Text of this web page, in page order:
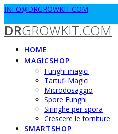
Passa
contenuto
INFO@DRGROWKIT.COM
DRGROWKIT.COM
HOME
MAGICSHOP
Funghi magici
Tartufi Magici
Microdosaggio
Spore Funghi
Siringhe per spora
Crescere le forniture
SMARTSHOP